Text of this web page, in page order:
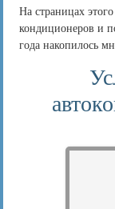
На страницах
кондиционеров и
года накопилось